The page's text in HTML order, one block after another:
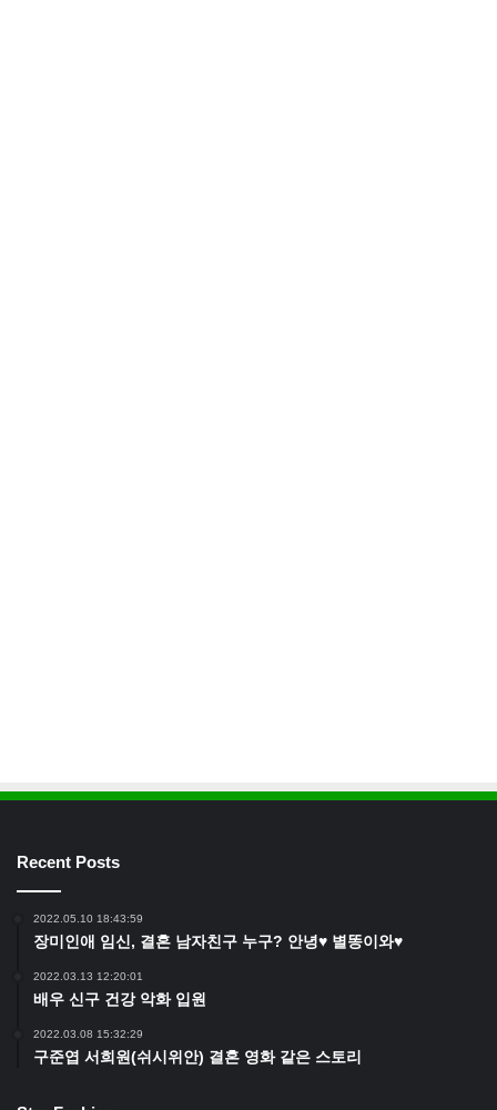
Recent Posts
2022.05.10 18:43:59
장미인애 임신, 결혼 남자친구 누구? 안녕♥ 별똥이와♥
2022.03.13 12:20:01
배우 신구 건강 악화 입원
2022.03.08 15:32:29
구준엽 서희원(쉬시위안) 결혼 영화 같은 스토리